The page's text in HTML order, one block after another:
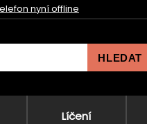
nyní offline
HLEDAT
Líčení